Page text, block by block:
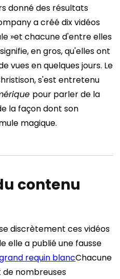
donné des résultats
a créé dix vidéos
»et chacune d'entre elles
en gros, qu'elles ont
vues en quelques jours. Le
s'est entretenu
pour parler de la
la façon dont son
magique.
contenu
discrètement ces vidéos
elle a publié une fausse
requin blancChacune
de nombreuses